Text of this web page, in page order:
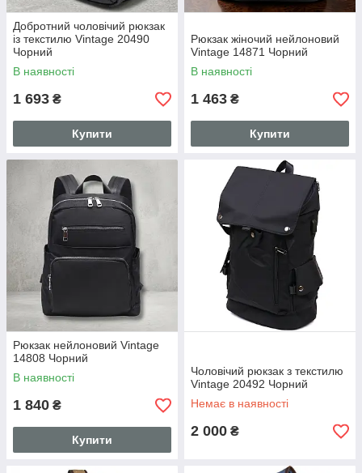
Добротний чоловічий рюкзак
із текстилю Vintage 20490
Чорний
В наявності
1 693 ₴
Купити
Рюкзак жіночий нейлоновий
Vintage 14871 Чорний
В наявності
1 463 ₴
Купити
Рюкзак нейлоновий Vintage
14808 Чорний
В наявності
1 840 ₴
Купити
Чоловічий рюкзак з текстилю
Vintage 20492 Чорний
Немає в наявності
2 000 ₴